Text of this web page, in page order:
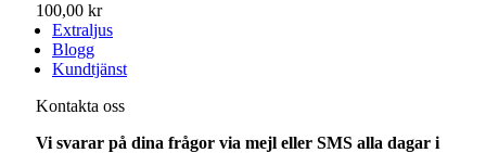
100,00 kr
Extraljus
Blogg
Kundtjänst
Kontakta oss
Vi svarar på dina frågor via mejl eller SMS alla dagar i